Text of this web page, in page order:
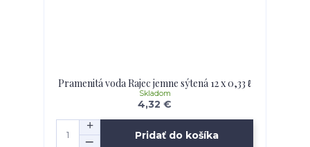
Pramenitá voda Rajec jemne sýtená 12 x 0,33 ℓ
4,32 €
Skladom
Pridať do košíka